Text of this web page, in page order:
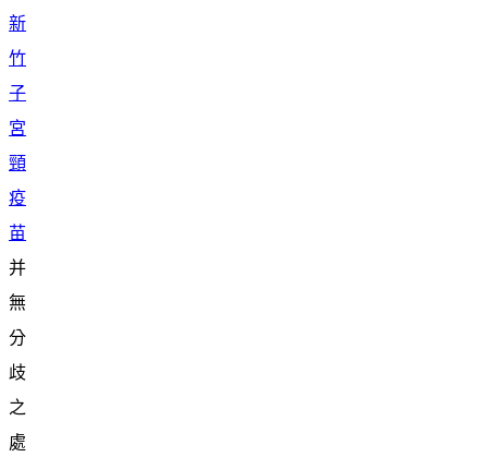
新
竹
子
宮
頸
疫
苗
并
無
分
歧
之
處